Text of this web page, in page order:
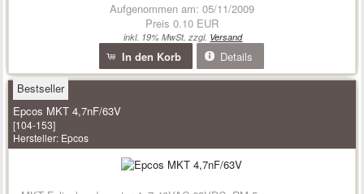
Aufgenommen am: 05/11/2009
Preis 0.10 EUR
inkl. 19% MwSt. zzgl. Versand
In den Korb Details
Bestseller
Epcos MKT 4,7nF/63V
[104-153]
Hersteller: Epcos